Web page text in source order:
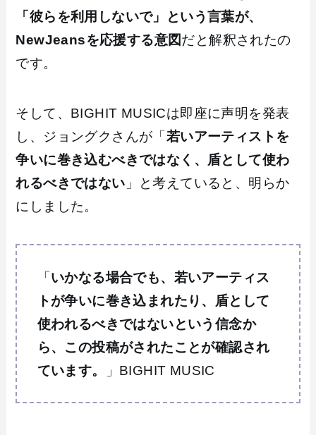
「彼らを利用しないで」という言葉が、
NewJeansを応援する意図だと解釈されたの
です。
そして、BIGHIT MUSICは即座に声明を発表
し、ジョングクさんが「若いアーティストを
争いに巻き込むべきではなく、盾として使わ
れるべきではない 」と考えていると、明らか
にしました。
「いかなる場合でも、若いアーティス
トが争いに巻き込まれたり、盾として
使われるべきではないという信念か
ら、この投稿がされたことが確認され
ています。
」BIGHIT MUSIC